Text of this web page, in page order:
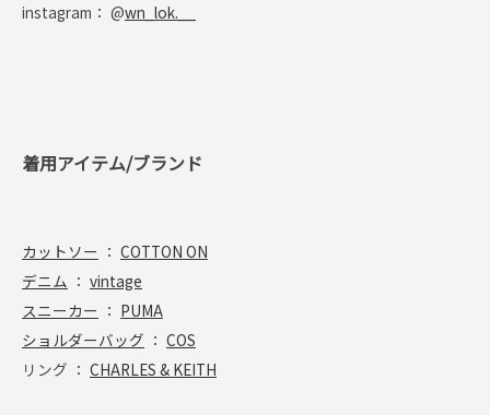
instagram： @wn_lok.__
着用アイテム/ブランド
カットソー ： COTTON ON
デニム ： vintage
スニーカー ： PUMA
ショルダーバッグ ： COS
リング ： CHARLES & KEITH